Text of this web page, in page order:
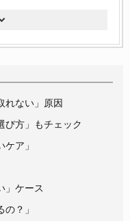
れない」原因
び方」もチェック
ア」
」ケース
？」